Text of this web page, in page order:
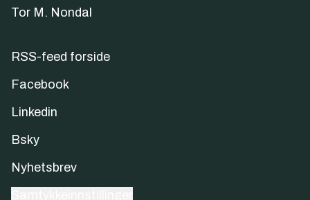
Tor M. Nondal
RSS-feed forside
Facebook
Linkedin
Bsky
Nyhetsbrev